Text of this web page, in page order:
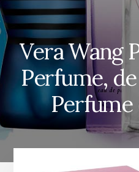
Vera Wang
Perfume, de